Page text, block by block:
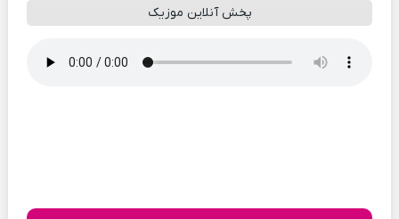
پخش آنلاین موزیک